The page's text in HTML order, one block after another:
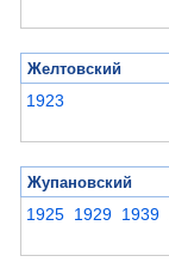
Желтовский
1923
Жупановский
1925 1929 1939